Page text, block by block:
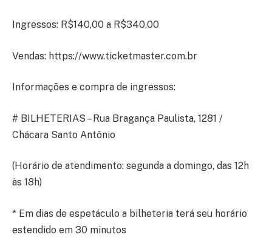
Ingressos: R$140,00 a R$340,00
Vendas: https://www.ticketmaster.com.br
Informações e compra de ingressos:
# BILHETERIAS – Rua Bragança Paulista, 1281 /
Chácara Santo Antônio
(Horário de atendimento: segunda a domingo, das 12h
às 18h)
* Em dias de espetáculo a bilheteria terá seu horário
estendido em 30 minutos